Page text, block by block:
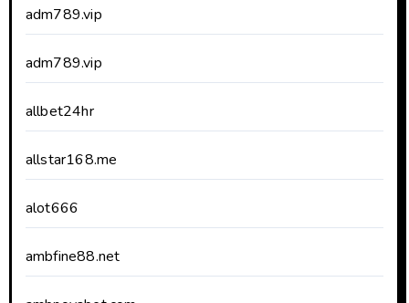
adm789.vip
adm789.vip
allbet24hr
allstar168.me
alot666
ambfine88.net